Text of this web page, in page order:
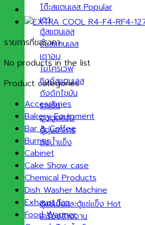
โต๊ะสแตนเลส
เตา
ตู้สแตนเลส
ชั้นสแตนเลส
เตาอบ
ไมโครเวฟ
ซิงค์สแตนเลส
ถังดักไขมัน
รถเข็น
ฮูดดูดควัน
ตู้อุ่นอาหาร
ถังน้ำแข็ง
ตู้แช่เย็นและตู้แช่แข็ง
เครื่องล้างจาน
รายการที่ขอราคา
No products in the list
Product categories
Accessories
Bakery Equipment
Bar & Coffee
Burner
Cabinet
Cake Show case
Chemical Products
Dish Washer Machine
Exhaust fan
Food Warmer